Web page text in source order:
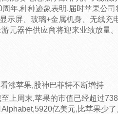
周年,种种迹象表明,届时苹果公
示屏、玻璃+金属机身、无线充
元器件供应商将迎来业绩放量。
涨苹果,股神巴菲特不断增持
至上周末,苹果的市值已经超过
亿美元,比苹果少